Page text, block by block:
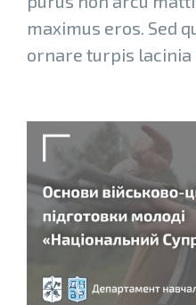
maximus eros. Sed
ornare turpis